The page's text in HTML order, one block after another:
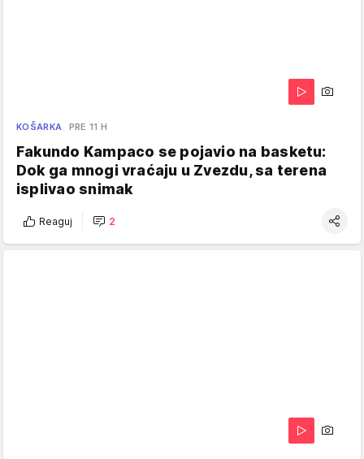
KOŠARKA PRE 11 H
Fakundo Kampaco se pojavio na basketu:
Dok ga mnogi vraćaju u Zvezdu, sa terena
isplivao snimak
Reaguj 2